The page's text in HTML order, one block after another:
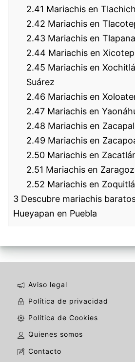
2.41 Mariachis en
2.42 Mariachis en
2.43 Mariachis en
2.44 Mariachis en
2.45 Mariachis en
Suárez
2.46 Mariachis en
2.47 Mariachis en
2.48 Mariachis en
2.49 Mariachis en
2.50 Mariachis en
2.51 Mariachis en
2.52 Mariachis en
3 Descubre mariachis
Hueyapan en Puebla
Aviso legal
Política de privacidad
Política de Cookies
Quienes somos
Contacto